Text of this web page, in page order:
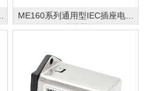
ME160系列通用型IEC插座电源
滤波器